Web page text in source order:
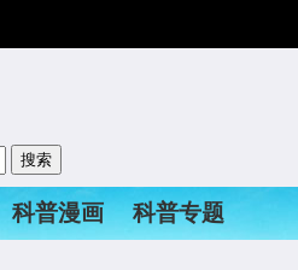
科普漫画
科普专题